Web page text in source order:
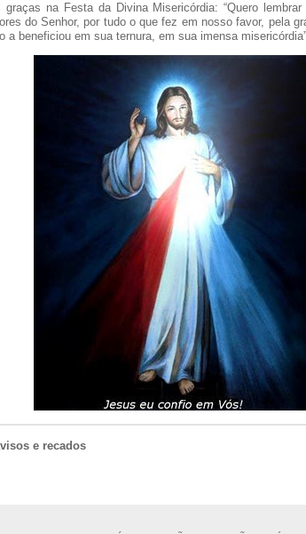
graças na Festa da Divina Misericórdia: “Quero
do Senhor, por tudo o que fez em nosso favor, pela
a beneficiou em sua ternura, em sua imensa
e recados